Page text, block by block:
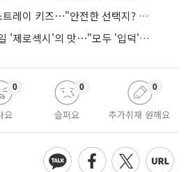
이것저것 '다 되는' 스트레이 키즈⋯"안전한 선택지? 도전이 재밌죠"
나우즈, 올여름 물들일 '제로섹시'의 맛⋯"모두 '입덕'시킬 것"
요
0
슬퍼요
0
추가취재 원해요
0